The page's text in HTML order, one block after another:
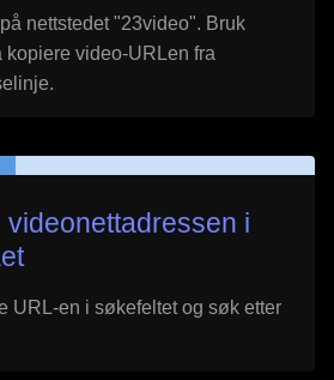
nettstedet "23video". Bruk
kopiere video-URLen fra
videonettadressen i
URL-en i søkefeltet og søk etter